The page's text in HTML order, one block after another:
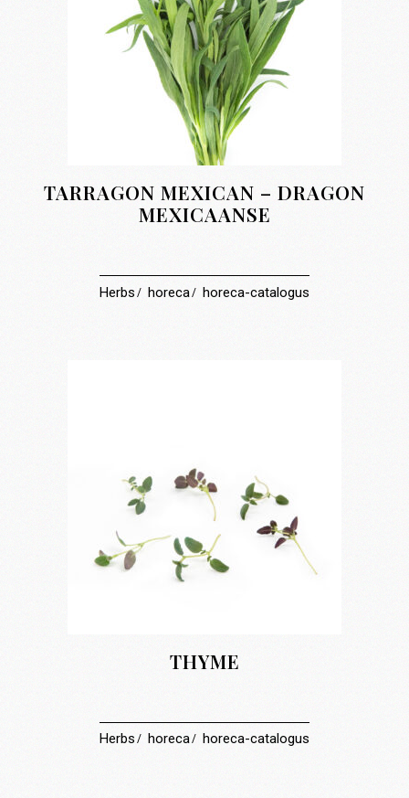
TARRAGON MEXICAN – DRAGON
MEXICAANSE
Herbs horeca horeca-catalogus
THYME
Herbs horeca horeca-catalogus